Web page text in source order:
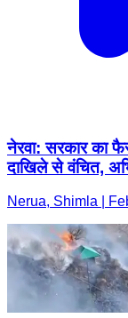
नेरवा: सरकार का
दाखिले से वंचित,
Nerua, Shimla |